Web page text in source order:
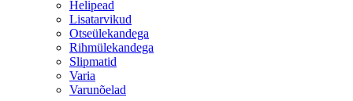
Helipead
Lisatarvikud
Otseülekandega
Rihmülekandega
Slipmatid
Varia
Varunõelad